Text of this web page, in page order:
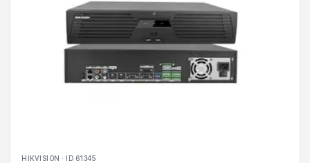
HIKVISION · ID 61345